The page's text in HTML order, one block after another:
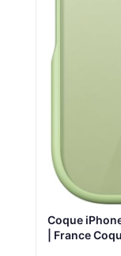
Coque
| France